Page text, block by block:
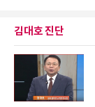
김대호 진단